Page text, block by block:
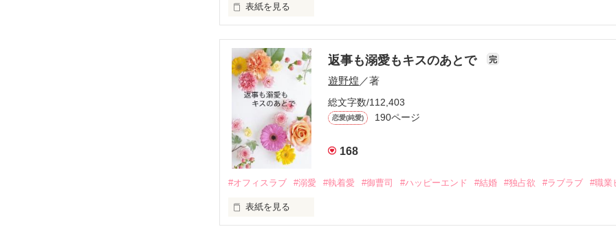
さらに、美桜が初めてだと知った哲平は
甘やかしてくる。
そんなある日、哲平は美桜がストーカー被害に
遭っていることを知る。
美桜を守るため、哲平は同居を提案してきて――。
夏木美桜(なつきみお)
✕
鳴海哲平 (なるみてっぺい)
止まっていたはずの二人の時間が、再び動き出す。
表紙を見る
帰国後、美桜は新しい職場でワンナイトした美青年と再会。なんと彼の正体は、とあ
も関わらず、一族を離れて起業した新進気鋭の実業家、社内でも冷徹だと評判な社長
人だったのだ――！
なぜか恭司から飼い猫の世話係を命じられた美桜は、猫の世話を口実にしばしば呼び
返事も溺愛もキスのあとで 完
遊野煌 ／著
総文字数/112,403
恋愛(純愛) 190ページ
168
#オフィスラブ #溺愛 #執着愛 #御曹司 #ハッピーエンド #結婚 #独占欲 #ラブラブ #職業
表紙を見る